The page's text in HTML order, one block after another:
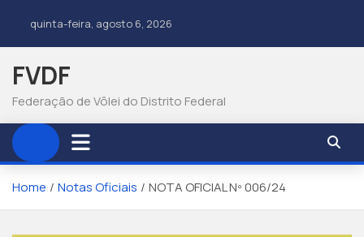
quinta-feira, agosto 6, 2026
FVDF
Federação de Vôlei do Distrito Federal
Home Notas Oficiais NOTA OFICIAL Nº 006/24